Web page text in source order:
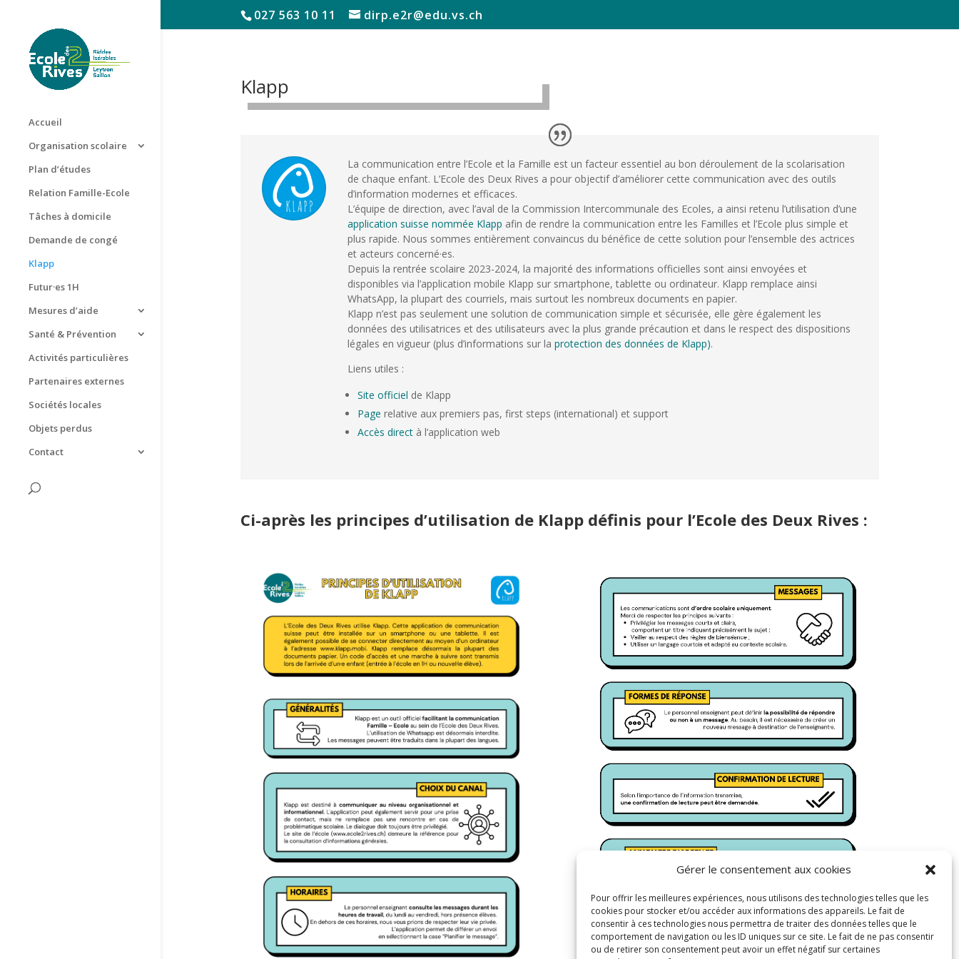
Gérer le consentement aux cookies
Pour offrir les meilleures expériences, nous utilisons des technologies telles que les
cookies pour stocker et/ou accéder aux informations des appareils. Le fait de
consentir à ces technologies nous permettra de traiter des données telles que le
comportement de navigation ou les ID uniques sur ce site. Le fait de ne pas consentir
ou de retirer son consentement peut avoir un effet négatif sur certaines
027 563 10 11 dirp.e2r@edu.vs.ch
Accueil
Organisation scolaire
Plan d’études
Relation Famille-Ecole
Tâches à domicile
Demande de congé
Klapp
Futur·es 1H
Mesures d’aide
Santé & Prévention
Activités particulières
Partenaires externes
Sociétés locales
Objets perdus
Contact
Klapp
La communication entre l’Ecole et la Famille est un facteur essentiel au bon déroulement de la scolarisation
de chaque enfant. L’Ecole des Deux Rives a pour objectif d’améliorer cette communication avec des outils
d’information modernes et efficaces.
L’équipe de direction, avec l’aval de la Commission Intercommunale des Ecoles, a ainsi retenu l’utilisation d’une
application suisse nommée Klapp afin de rendre la communication entre les Familles et l’Ecole plus simple et
plus rapide. Nous sommes entièrement convaincus du bénéfice de cette solution pour l’ensemble des actrices
et acteurs concerné·es.
Depuis la rentrée scolaire 2023-2024, la majorité des informations officielles sont ainsi envoyées et
disponibles via l’application mobile Klapp sur smartphone, tablette ou ordinateur. Klapp remplace ainsi
WhatsApp, la plupart des courriels, mais surtout les nombreux documents en papier.
Klapp n’est pas seulement une solution de communication simple et sécurisée, elle gère également les
données des utilisatrices et des utilisateurs avec la plus grande précaution et dans le respect des dispositions
légales en vigueur (plus d’informations sur la protection des données de Klapp).
Liens utiles :
Site officiel de Klapp
Page relative aux premiers pas, first steps (international) et support
Accès directà l’application web
Ci-après les principes d’utilisation de Klapp définis pour l’Ecole des Deux Rives :